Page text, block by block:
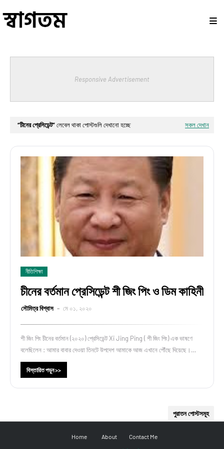
Responsive Advertisement
চীনের প্রেসিডেন্ট লেবেল থাকা পোস্টগুলি দেখানো হচ্ছে সকল দেখান
নীতিশিক্ষা
চীনের বর্তমান প্রেসিডেন্ট শী জিং পিং ও ডিম কাহিনী
সৌমিত্র বিশ্বাস মে ০১, ২০২০
শী জিং পিং চীনের বর্তমান (২০২০) প্রেসিডেন্ট Xi Jing Ping ( শী জিং পিং) এক ভাষণে
বলেছিলেন : আমার বাবার দেওয়া তিনটে উপদেশ আমাকে আজ এখানে পৌঁছে দিয়েছে।…
বিস্তারিত পড়ুন >>
পুরাতন পোস্টসমূহ
Home About Contact Me